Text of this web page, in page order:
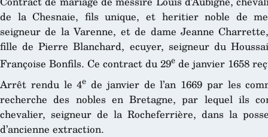
de la Chesnaie, fils unique, et heritier noble de
seigneur de la Varenne, et de dame Jeanne
fille de Pierre Blanchard, ecuyer, seigneur du
Françoise Bonfils. Ce contract du 29e de janvier 1658
Arrêt rendu le 4e de janvier de l’an 1669 par les
recherche des nobles en Bretagne, par lequel ils
chevalier, seigneur de la Rocheferrière, dans la
d’ancienne extraction.